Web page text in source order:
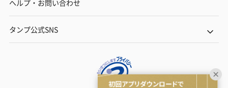
ヘルプ・お問い合わせ
タンプ公式SNS